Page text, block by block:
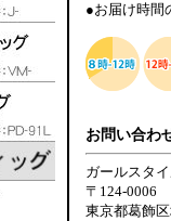
●お届け時間
お問い合わ
ガールスタ
〒124-0006
東京都葛飾